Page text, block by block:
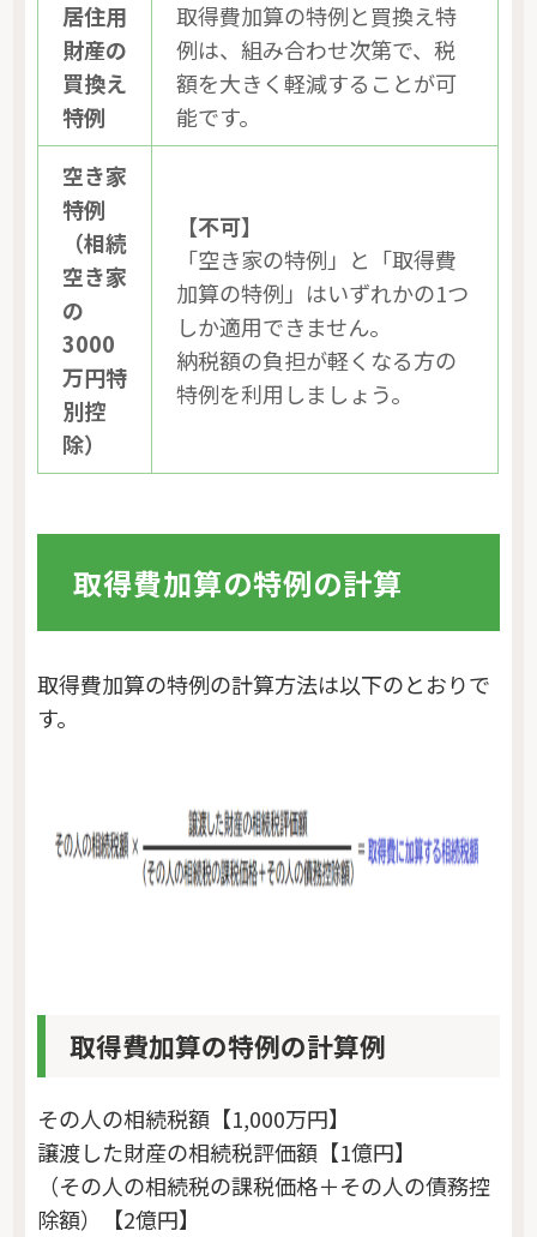
居住用
財産の
買換え
特例
取得費加算の特例と買換え特
例は、組み合わせ次第で、税
額を大きく軽減することが可
能です。
空き家
特例
（相続
空き家
の
3000
万円特
別控
除）
【不可】
「空き家の特例」と「取得費
加算の特例」はいずれかの1つ
しか適用できません。
納税額の負担が軽くなる方の
特例を利用しましょう。
取得費加算の特例の計算
取得費加算の特例の計算方法は以下のとおりで
す。
取得費加算の特例の計算例
その人の相続税額【1,000万円】
譲渡した財産の相続税評価額【1億円】
（その人の相続税の課税価格＋その人の債務控
除額）【2億円】